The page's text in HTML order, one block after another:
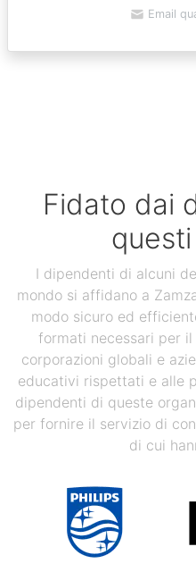
Email
Fidato dai
I dipendenti di alcuni
mondo si affidano a
modo sicuro ed
formati necessari per
corporazioni globali e
educativi rispettati e alle
dipendenti di queste
per fornire il servizio di
di cui